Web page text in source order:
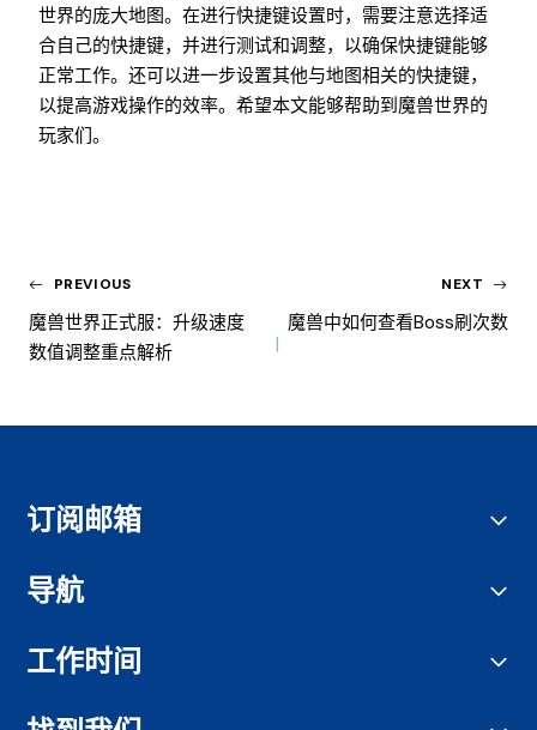
世界的庞大地图。在进行快捷键设置时，需要注意选择适
合自己的快捷键，并进行测试和调整，以确保快捷键能够
正常工作。还可以进一步设置其他与地图相关的快捷键，
以提高游戏操作的效率。希望本文能够帮助到魔兽世界的
玩家们。
PREVIOUS
魔兽世界正式服：升级速度
数值调整重点解析
NEXT
魔兽中如何查看boss刷次数
订阅邮箱
导航
工作时间